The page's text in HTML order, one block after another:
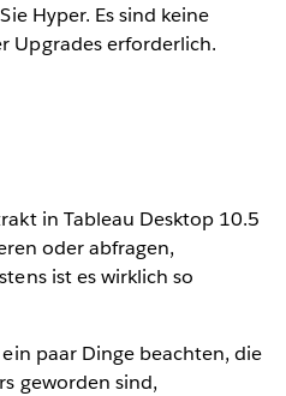
Hyper. Es sind keine
Upgrades erforderlich.
in Tableau Desktop 10.5
oder abfragen,
ist es wirklich so
paar Dinge beachten, die
geworden sind,